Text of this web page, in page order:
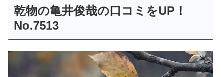
乾物の亀井俊哉の口コミをUP！
No.7513